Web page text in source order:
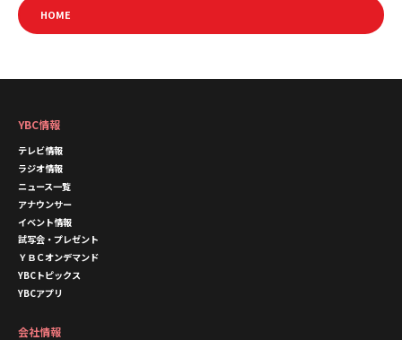
HOME
YBC情報
テレビ情報
ラジオ情報
ニュース一覧
アナウンサー
イベント情報
試写会・プレゼント
ＹＢＣオンデマンド
YBCトピックス
YBCアプリ
会社情報